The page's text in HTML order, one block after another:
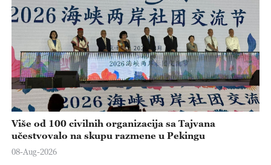
Više od 100 civilnih organizacija sa Tajvana
učestvovalo na skupu razmene u Pekingu
08-Aug-2026